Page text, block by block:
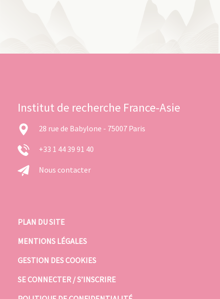
Institut de recherche France-Asie
28 rue de Babylone - 75007 Paris
+33 1 44 39 91 40
Nous contacter
PLAN DU SITE
MENTIONS LÉGALES
GESTION DES COOKIES
SE CONNECTER / S’INSCRIRE